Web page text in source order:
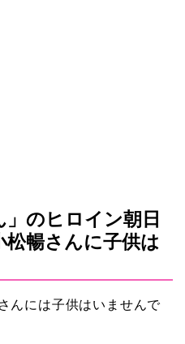
のヒロイン朝日
暢さんに子供は
んには子供はいませんで